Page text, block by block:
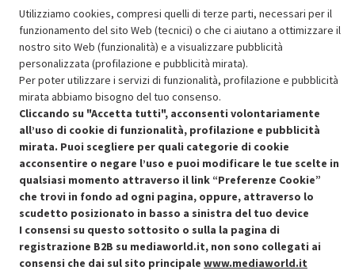
SCONTO RICONDIZIONATI
Approfitta dello sconto del 30% sul prodotto ricondizionato.
Condizioni generali di vendita
Cookie Policy
Preferenze cookie
Recedere dal contratto qui
Utilizziamo cookies, compresi quelli di terze parti, necessari per il
funzionamento del sito Web (tecnici) o che ci aiutano a ottimizzare il
nostro sito Web (funzionalità) e a visualizzare pubblicità
personalizzata (profilazione e pubblicità mirata).
Per poter utilizzare i servizi di funzionalità, profilazione e pubblicità
mirata abbiamo bisogno del tuo consenso.
Cliccando su "Accetta tutti", acconsenti volontariamente
all’uso di cookie di funzionalità, profilazione e pubblicità
mirata. Puoi scegliere per quali categorie di cookie
acconsentire o negare l’uso e puoi modificare le tue scelte in
qualsiasi momento attraverso il link “Preferenze Cookie”
che trovi in fondo ad ogni pagina, oppure, attraverso lo
scudetto posizionato in basso a sinistra del tuo device
I consensi su questo sottosito o sulla la pagina di
registrazione B2B su mediaworld.it, non sono collegati ai
consensi che dai sul sito principale www.mediaworld.it